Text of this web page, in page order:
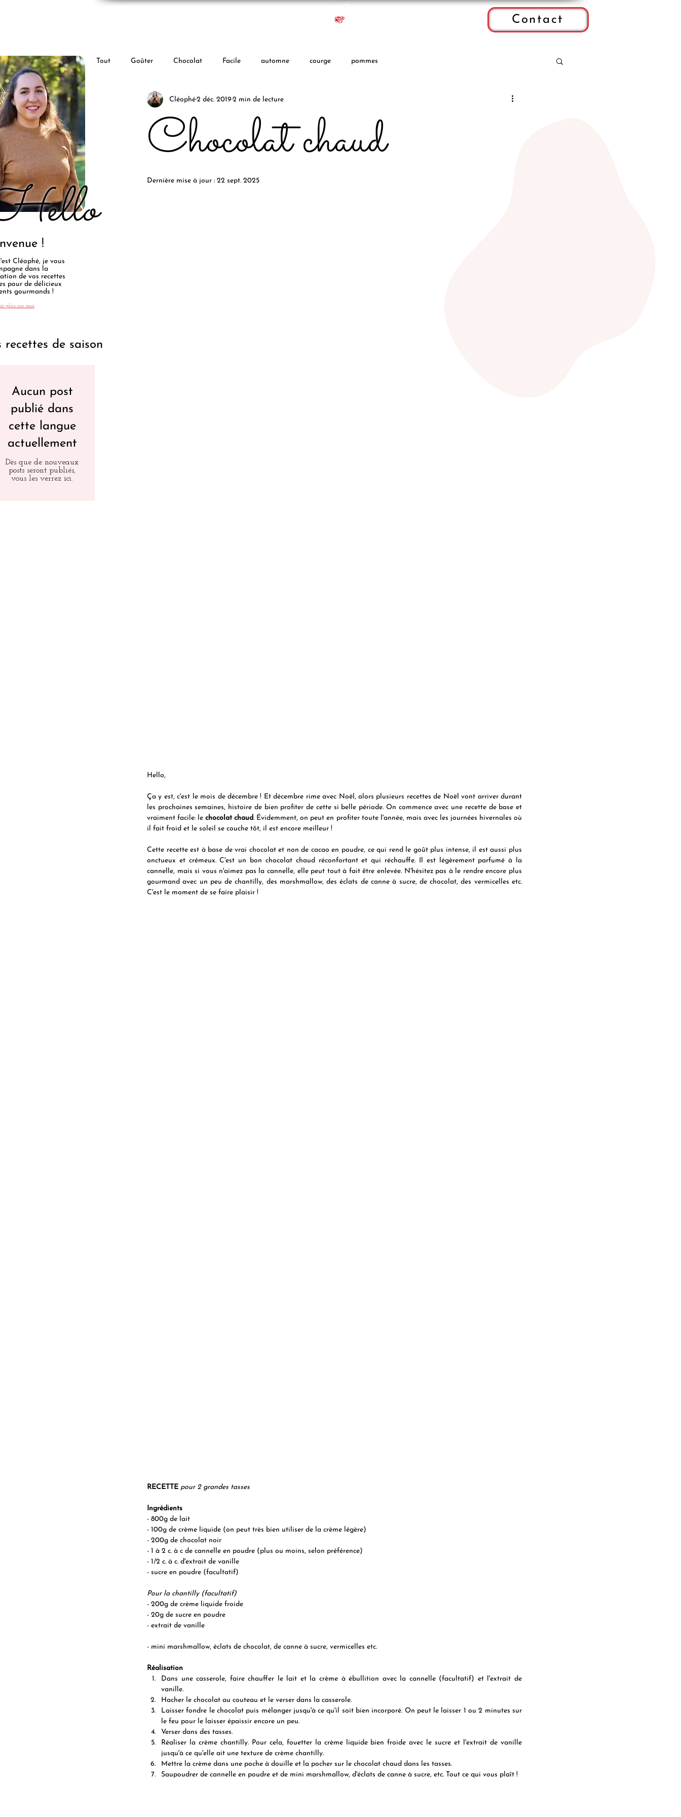
Contact
!
Cléophé, je vous
dans la
de vos recettes
pour de délicieux
gourmands !
plus sur moi
recettes de saison
Aucun post
publié dans
cette langue
actuellement
Dès que de nouveaux
posts seront publiés,
vous les verrez ici.
Tout Goûter Chocolat Facile automne courge pommes
Chocolat chaud
Cléophé2 déc. 2019 2 min de lecture
Dernière mise à jour : 22 sept. 2025
Hello,
Ça y est, c'est le mois de décembre ! Et décembre rime avec Noël, alors plusieurs recettes de Noël vont arriver durant
les prochaines semaines, histoire de bien profiter de cette si belle période. On commence avec une recette de base et
vraiment facile: le chocolat chaud. Évidemment, on peut en profiter toute l'année, mais avec les journées hivernales où
il fait froid et le soleil se couche tôt, il est encore meilleur !
Cette recette est à base de vrai chocolat et non de cacao en poudre, ce qui rend le goût plus intense, il est aussi plus
onctueux et crémeux. C'est un bon chocolat chaud réconfortant et qui réchauffe. Il est légèrement parfumé à la
cannelle, mais si vous n'aimez pas la cannelle, elle peut tout à fait être enlevée. N'hésitez pas à le rendre encore plus
gourmand avec un peu de chantilly, des marshmallow, des éclats de canne à sucre, de chocolat, des vermicelles etc.
C'est le moment de se faire plaisir !
RECETTE pour 2 grandes tasses
Ingrédients
- 800g de lait
- 100g de crème liquide (on peut très bien utiliser de la crème légère)
- 200g de chocolat noir
- 1 à 2 c. à c de cannelle en poudre (plus ou moins, selon préférence)
- 1/2 c. à c. d'extrait de vanille
- sucre en poudre (facultatif)
Pour la chantilly (facultatif)
- 200g de crème liquide froide
- 20g de sucre en poudre
- extrait de vanille
- mini marshmallow, éclats de chocolat, de canne à sucre, vermicelles etc.
Réalisation
Dans une casserole, faire chauffer le lait et la crème à ébullition avec la cannelle (facultatif) et l'extrait de
vanille.
Hacher le chocolat au couteau et le verser dans la casserole.
Laisser fondre le chocolat puis mélanger jusqu'à ce qu'il soit bien incorporé. On peut le laisser 1 ou 2 minutes sur
le feu pour le laisser épaissir encore un peu.
Verser dans des tasses.
Réaliser la crème chantilly. Pour cela, fouetter la crème liquide bien froide avec le sucre et l'extrait de vanille
jusqu'à ce qu'elle ait une texture de crème chantilly.
Mettre la crème dans une poche à douille et la pocher sur le chocolat chaud dans les tasses.
Saupoudrer de cannelle en poudre et de mini marshmallow, d'éclats de canne à sucre, etc. Tout ce qui vous plaît !